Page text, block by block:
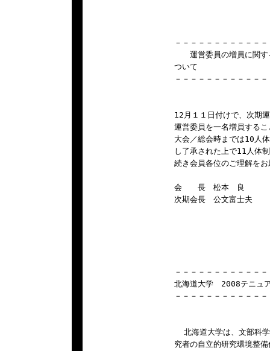
－－－－－－－－－－－
運営委員の増員に関す
ついて
－－－－－－－－－－－
12月１１日付けで、次期
運営委員を一名増員する
大会／総会時までは10人
し了承された上で11人体
続き会員各位のご理解を
会　　長　松本　良
次期会長　公文富士夫
－－－－－－－－－－－
北海道大学　2008テニュ
－－－－－－－－－－－
北海道大学は、文部科
究者の自立的研究環境整